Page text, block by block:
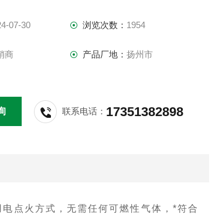
07-30 浏览次数： 1954
商 产品厂地： 扬州市
联系电话： 17351382898
点火方式，无需任何可燃性气体，*符合